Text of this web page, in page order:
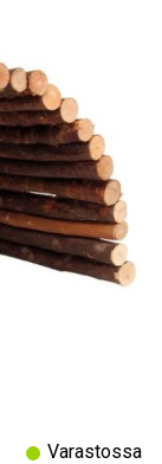
Varastossa